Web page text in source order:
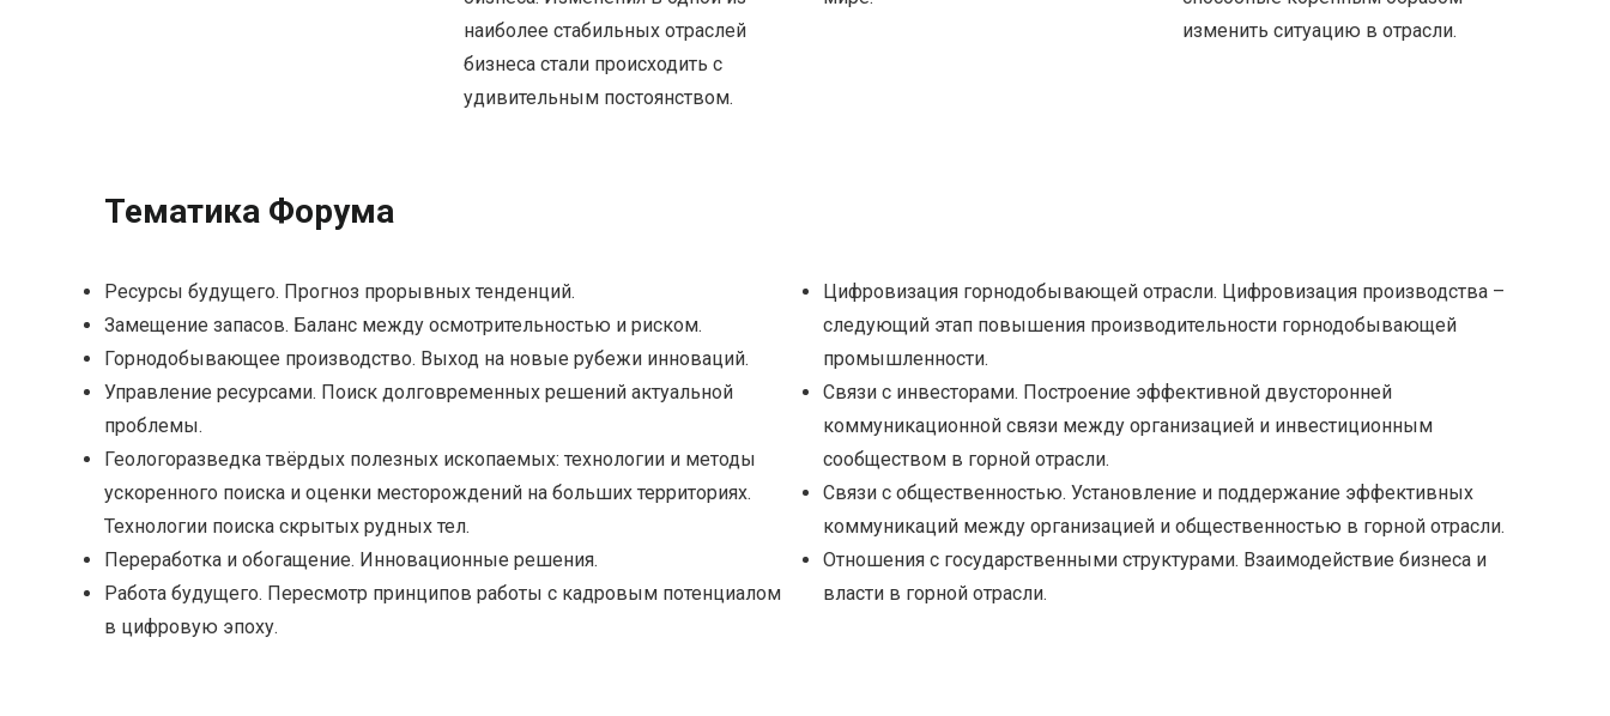
наиболее стабильных отраслей
бизнеса стали происходить с
удивительным постоянством.
изменить ситуацию в отрасли.
Тематика Форума
Ресурсы будущего. Прогноз прорывных тенденций.
Замещение запасов. Баланс между осмотрительностью и риском.
Горнодобывающее производство. Выход на новые рубежи инноваций.
Управление ресурсами. Поиск долговременных решений актуальной
проблемы.
Геологоразведка твёрдых полезных ископаемых: технологии и методы
ускоренного поиска и оценки месторождений на больших территориях.
Технологии поиска скрытых рудных тел.
Переработка и обогащение. Инновационные решения.
Работа будущего. Пересмотр принципов работы с кадровым потенциалом
в цифровую эпоху.
Цифровизация горнодобывающей отрасли. Цифровизация производства –
следующий этап повышения производительности горнодобывающей
промышленности.
Связи с инвесторами. Построение эффективной двусторонней
коммуникационной связи между организацией и инвестиционным
сообществом в горной отрасли.
Связи с общественностью. Установление и поддержание эффективных
коммуникаций между организацией и общественностью в горной отрасли.
Отношения с государственными структурами. Взаимодействие бизнеса и
власти в горной отрасли.